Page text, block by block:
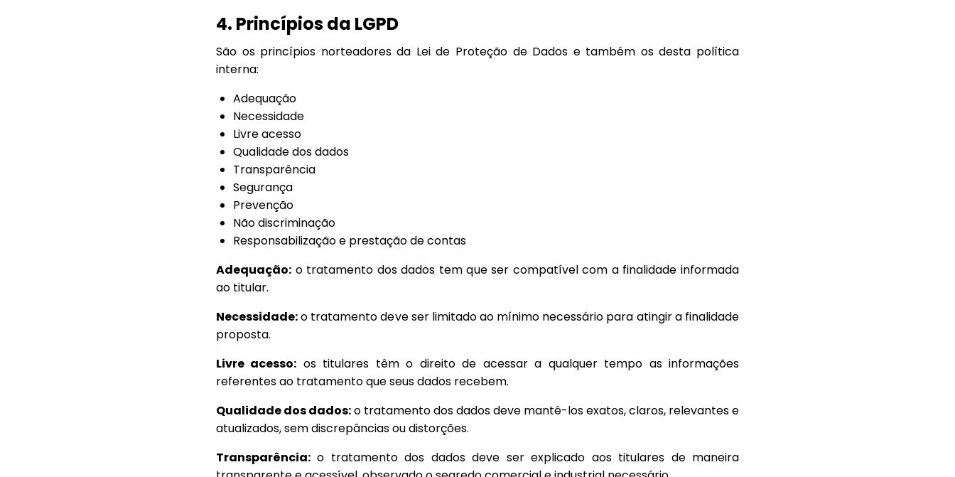
4. Princípios da LGPD
São os princípios norteadores da Lei de Proteção de Dados e também os desta política
interna:
Adequação
Necessidade
Livre acesso
Qualidade dos dados
Transparência
Segurança
Prevenção
Não discriminação
Responsabilização e prestação de contas
Adequação: o tratamento dos dados tem que ser compatível com a finalidade informada
ao titular.
Necessidade:o tratamento deve ser limitado ao mínimo necessário para atingir a finalidade
proposta.
Livre acesso: os titulares têm o direito de acessar a qualquer tempo as informações
referentes ao tratamento que seus dados recebem.
Qualidade dos dados:o tratamento dos dados deve mantê-los exatos, claros, relevantes e
atualizados, sem discrepâncias ou distorções.
Transparência: o tratamento dos dados deve ser explicado aos titulares de maneira